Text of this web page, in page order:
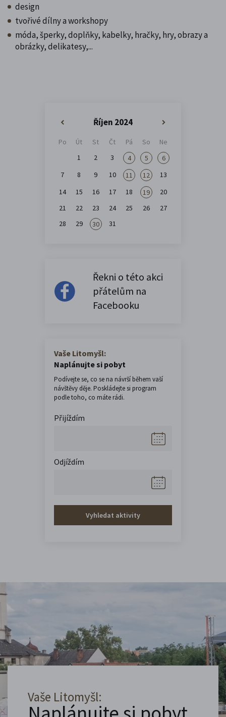
design
tvořivé dílny a workshopy
móda, šperky, doplňky, kabelky, hračky, hry, obrazy a
obrázky, delikatesy,...
Říjen 2024
Po Út St Čt Pá So
Ne
1
2 3 4 5
6
7
8 9 10 11 12
13
14
15 16 17 18 19
20
21
22 23 24 25 26
27
28
29 30 31
Řekni o této akci
přátelům na
Facebooku
Vaše Litomyšl:
Naplánujte si pobyt
Podívejte se, co se na návrší během vaší
návštěvy děje. Poskládejte si program
podle toho, co máte rádi.
Přijíždím
Odjíždím
Vyhledat aktivity
Vaše Litomyšl: